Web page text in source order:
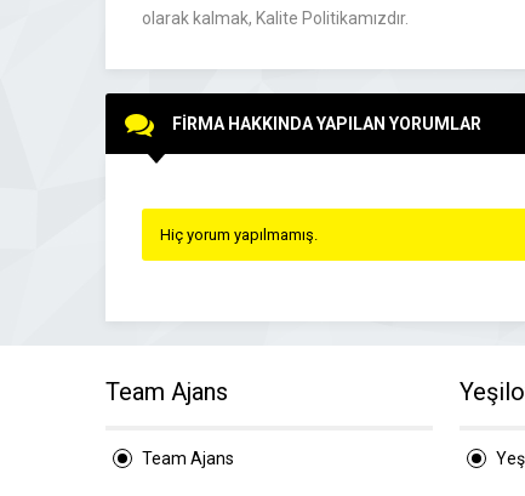
olarak kalmak, Kalite Politikamızdır.
FİRMA HAKKINDA YAPILAN YORUMLAR
Hiç yorum yapılmamış.
Team Ajans
Team Ajans